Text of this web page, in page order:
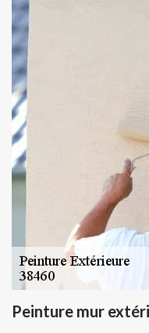
Peinture mur